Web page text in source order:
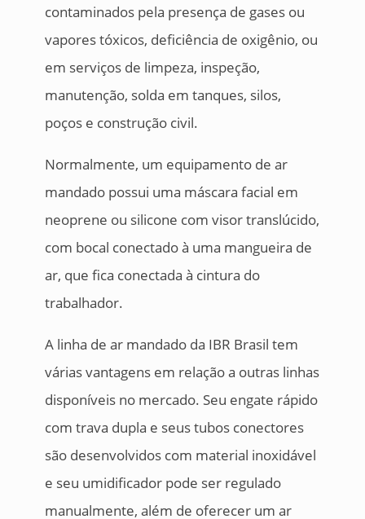
contaminados pela presença de gases ou
vapores tóxicos, deficiência de oxigênio, ou
em serviços de limpeza, inspeção,
manutenção, solda em tanques, silos,
poços e construção civil.
Normalmente, um equipamento de ar
mandado possui uma máscara facial em
neoprene ou silicone com visor translúcido,
com bocal conectado à uma mangueira de
ar, que fica conectada à cintura do
trabalhador.
A linha de ar mandado da IBR Brasil tem
várias vantagens em relação a outras linhas
disponíveis no mercado. Seu engate rápido
com trava dupla e seus tubos conectores
são desenvolvidos com material inoxidável
e seu umidificador pode ser regulado
manualmente, além de oferecer um ar